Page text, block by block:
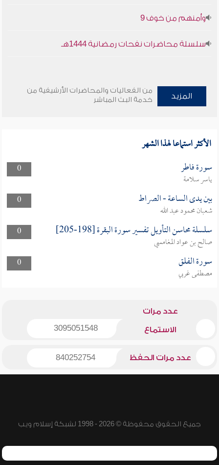
وأمنهم من خوف 9
سلسلة محاضرات نفحات رمضانية 1444هـ
المزيد
من الفعاليات والمحاضرات الأرشيفية من
خدمة البث المباشر
الأكثر استماعا لهذا الشهر
0 سورة فاطر
ياسر سلامة
0
بين يدى الساعة - الصراط
شعبان محمود عبد الله
0
سلسلة محاسن التأويل تفسير سورة البقرة [198-205]
صالح بن عواد المغامسي
0
سورة الفلق
مصطفى غربي
عدد مرات
الاستماع 3095051548
عدد مرات الحفظ 840252754
جميع الحقوق محفوظة © 2026 - 1998 لشبكة إسلام ويب